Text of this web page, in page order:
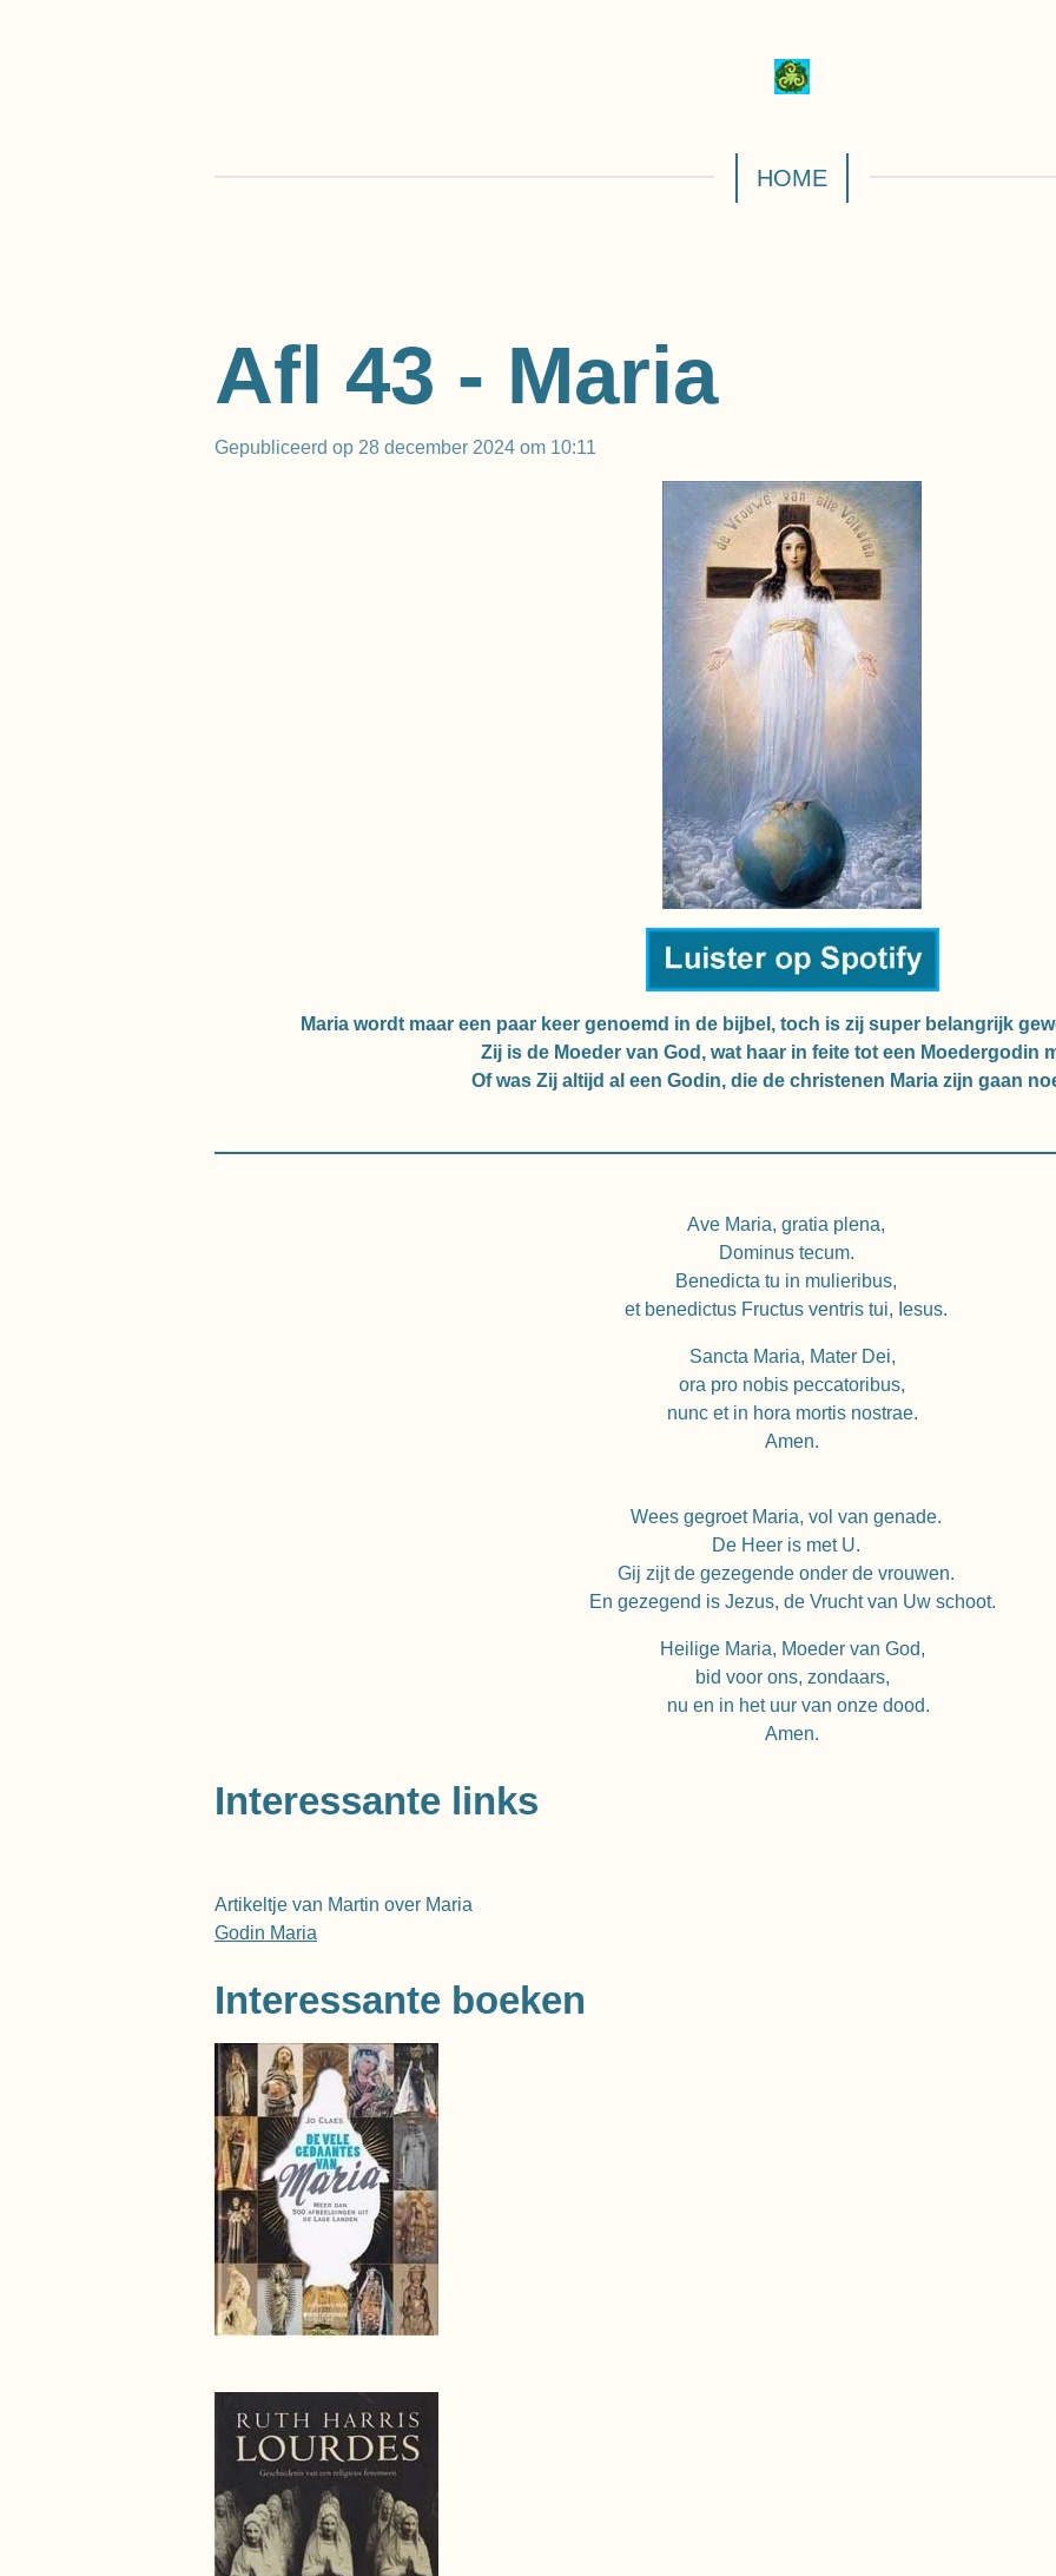
HOME
Afl 43 - Maria
Gepubliceerd op 28 december 2024 om 10:11
Maria wordt maar een paar keer genoemd in de bijbel, toch is zij super belangrijk
Zij is de Moeder van God, wat haar in feite tot een Moedergodin
Of was Zij altijd al een Godin, die de christenen Maria zijn gaan
Ave Maria, gratia plena,
Dominus tecum.
Benedicta tu in mulieribus,
et benedictus Fructus ventris tui, Iesus.
Sancta Maria, Mater Dei,
ora pro nobis peccatoribus,
nunc et in hora mortis nostrae.
Amen.
Wees gegroet Maria, vol van genade.
De Heer is met U.
Gij zijt de gezegende onder de vrouwen.
En gezegend is Jezus, de Vrucht van Uw schoot.
Heilige Maria, Moeder van God,
bid voor ons, zondaars,
nu en in het uur van onze dood.
Amen.
Interessante links
Artikeltje van Martin over Maria
Godin Maria
Interessante boeken